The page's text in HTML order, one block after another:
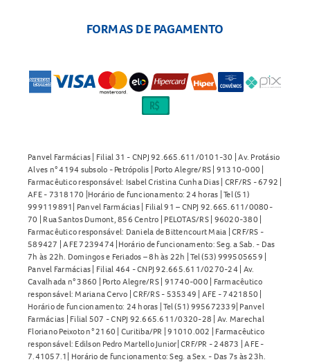
FORMAS DE PAGAMENTO
Panvel Farmácias | Filial 31 - CNPJ 92.665.611/0101-30 | Av. Protásio
Alves n° 4194 subsolo - Petrópolis | Porto Alegre/RS | 91310-000 |
Farmacêutico responsável: Isabel Cristina Cunha Dias | CRF/RS - 6792 |
AFE - 7318170 |Horário de funcionamento: 24 horas | Tel (51)
999119891| Panvel Farmácias | Filial 91 – CNPJ 92.665.611/0080-
70 | Rua Santos Dumont, 856 Centro | PELOTAS/RS | 96020-380 |
Farmacêutico responsável: Daniela de Bittencourt Maia | CRF/RS -
589427 | AFE 7239474 |Horário de funcionamento: Seg. a Sab. - Das
7h às 22h. Domingos e Feriados – 8h às 22h | Tel (53) 999505659 |
Panvel Farmácias | Filial 464 - CNPJ 92.665.611/0270-24 | Av.
Cavalhada n° 3860 | Porto Alegre/RS | 91740-000 | Farmacêutico
responsável: Mariana Cervo | CRF/RS - 535349 | AFE - 7421850 |
Horário de funcionamento: 24 horas | Tel (51) 995672339| Panvel
Farmácias | Filial 507 - CNPJ 92.665.611/0320-28 | Av. Marechal
Floriano Peixoto n° 2160 | Curitiba/PR | 91010.002 | Farmacêutico
responsável: Edilson Pedro Martello Junior| CRF/PR - 24873 | AFE -
7.41057.1| Horário de funcionamento: Seg. a Sex. - Das 7s às 23h.